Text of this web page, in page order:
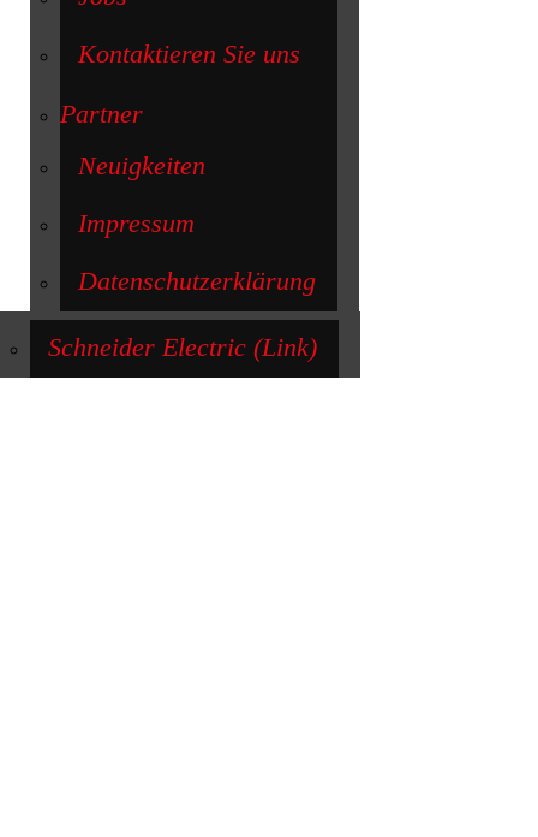
Kontaktieren Sie uns
Partner
Neuigkeiten
Impressum
Datenschutzerklärung
Schneider Electric (Link)